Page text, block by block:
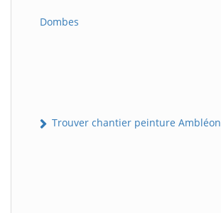
Dombes
Trouver chantier peinture Ambléon